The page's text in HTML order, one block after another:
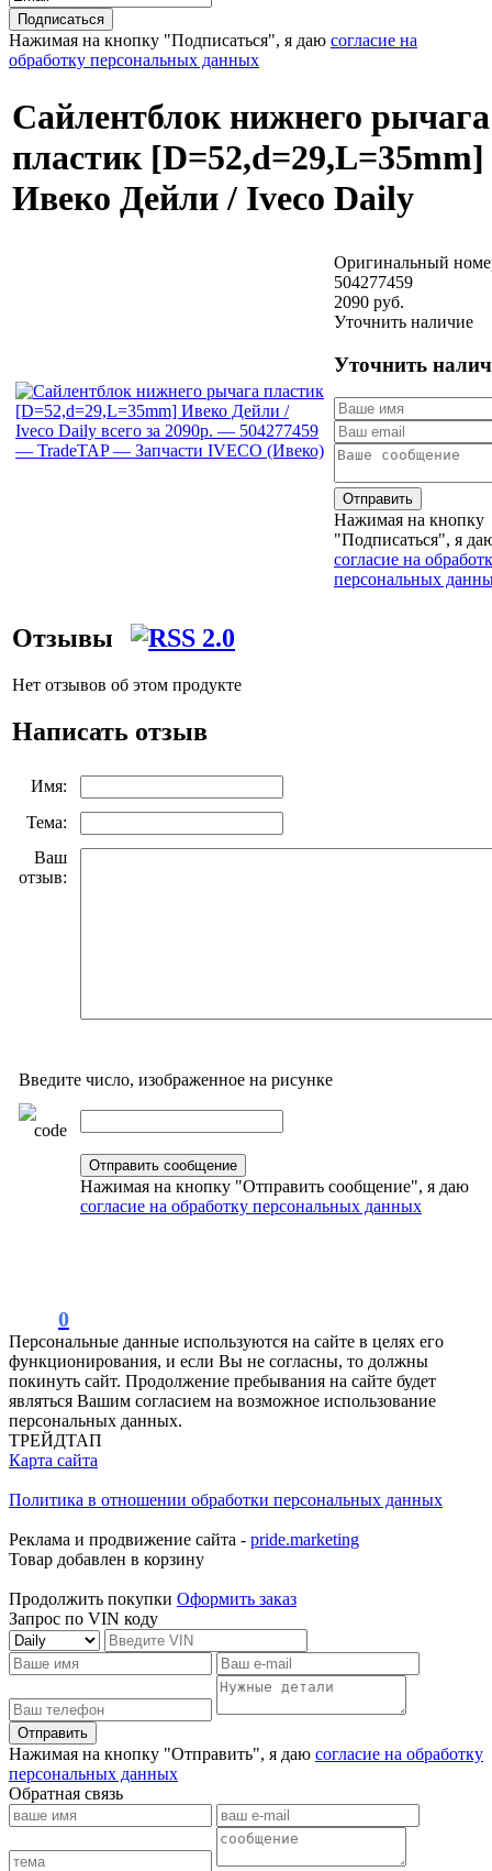
Нажимая на кнопку "Подписаться", я даю согласие на
обработку персональных данных
Сайлентблок нижнего рычага
пластик [D=52,d=29,L=35mm]
Ивеко Дейли / Iveco Daily
Оригинальный
504277459
2090 руб.
Уточнить наличие
Уточнить
Отправить
Нажимая на кнопку
"Подписаться", я
согласие на
персональных
Отзывы
Нет отзывов об этом продукте
Написать отзыв
Имя:
Тема:
Ваш
отзыв:
Введите число, изображенное на рисунке
Нажимая на кнопку "Отправить сообщение", я даю
согласие на обработку персональных данных
0
Персональные данные используются на сайте в целях его
функционирования, и если Вы не согласны, то должны
покинуть сайт. Продолжение пребывания на сайте будет
являться Вашим согласием на возможное использование
персональных данных.
ТРЕЙДТАП
Карта сайта
Политика в отношении обработки персональных данных
Реклама и продвижение сайта - pride.marketing
Товар добавлен в корзину
Продолжить покупки Оформить заказ
Запрос по VIN коду
Отправить
Нажимая на кнопку "Отправить", я даю согласие на обработку
персональных данных
Обратная связь